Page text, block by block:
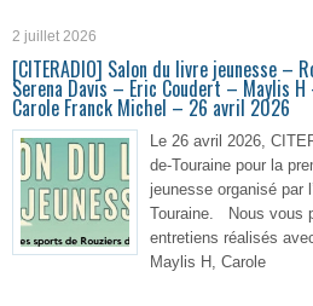
2 juillet 2026
[CITERADIO] Salon du livre jeunesse –
Serena Davis – Eric Coudert – Maylis
Carole Franck Michel – 26 avril 2026
Le 26 avril 2026,
de-Touraine pour la
jeunesse organisé par
Touraine. Nous vous
entretiens réalisés
Maylis H, Carole